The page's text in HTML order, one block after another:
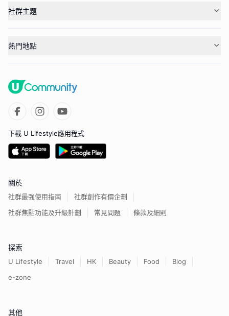
社群主題
熱門地點
下載 U Lifestyle應用程式
關於
社群最強使用指南
社群創作有價企劃
社群焦點功能及升級計劃
常見問題 條款及細則
探索
U Lifestyle Travel HK Beauty Food
Blog
e-zone
其他